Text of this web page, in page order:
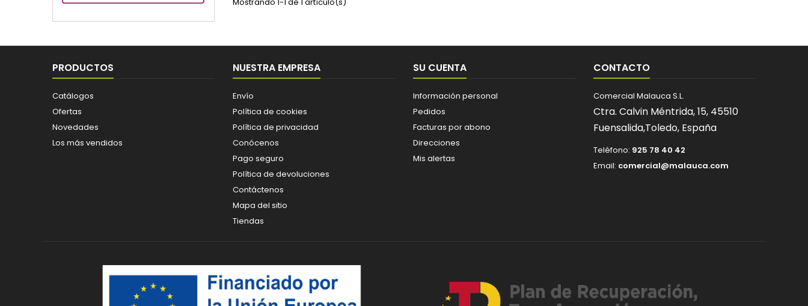
PRODUCTOS
Catálogos
Ofertas
Novedades
Los más vendidos
NUESTRA EMPRESA
Envío
Política de cookies
Política de privacidad
Conócenos
Pago seguro
Política de devoluciones
Contáctenos
Mapa del sitio
Tiendas
SU CUENTA
Información personal
Pedidos
Facturas por abono
Direcciones
Mis alertas
CONTACTO
Comercial Malauca S.L.
Ctra. Calvin Méntrida, 15, 45510
Fuensalida,Toledo, España
Teléfono: 925 78 40 42
Email: comercial@malauca.com